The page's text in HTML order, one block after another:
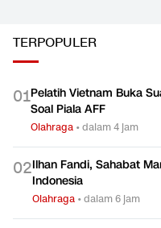
TERPOPULER
01Pelatih Vietnam Buka
Soal Piala AFF
Olahraga •dalam 4 jam
02Ilhan Fandi, Sahabat
Indonesia
Olahraga •dalam 6 jam